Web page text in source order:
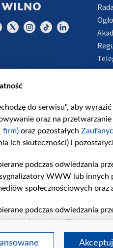
do serwisu", aby
oraz na
firm) oraz pozostałych
ich skuteczności) i
podczas odwiedzania
WWW lub innych
społecznościowych
podczas odwiedzania
informacje o Twoich
TVP
dla realizacji
reklam, tworzenia profilu